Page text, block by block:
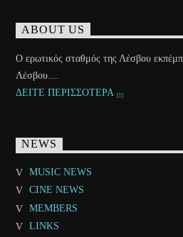
ABOUT US
Ο ερωτικός σταθμός της Λέσβου
Λέσβου....
ΔΕΙΤΕ ΠΕΡΙΣΣΟΤΕΡΑ
NEWS
MUSIC NEWS
CINE NEWS
MEMBERS
LINKS